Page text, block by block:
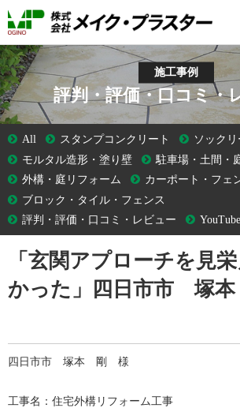
施工事例
評判・評価・口コミ・
All スタンプコンクリート
ソックリ
モルタル造形・塗り壁
駐車場・土間・
外構・庭リフォーム
カーポート・フェ
ブロック・タイル・フェンス
評判・評価・口コミ・レビュー
「玄関アプローチを見
かった」四日市市 塚
四日市市 塚本 剛 様
工事名：住宅外構リフォーム工事